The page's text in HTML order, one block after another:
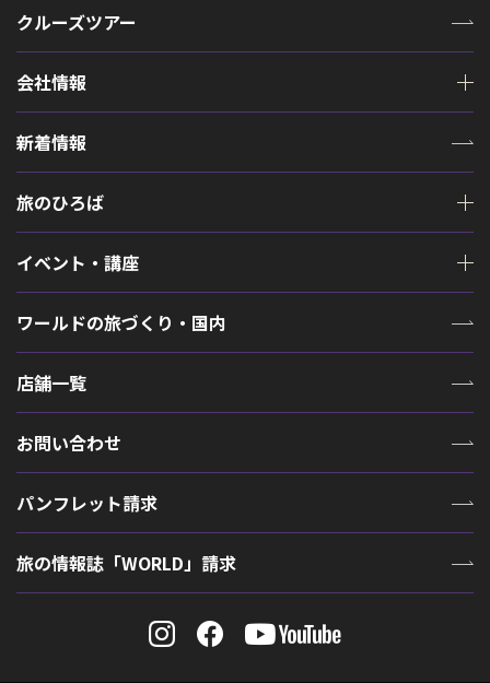
クルーズツアー
会社情報
新着情報
旅のひろば
イベント・講座
ワールドの旅づくり・国内
店舗一覧
お問い合わせ
パンフレット請求
旅の情報誌「WORLD」請求